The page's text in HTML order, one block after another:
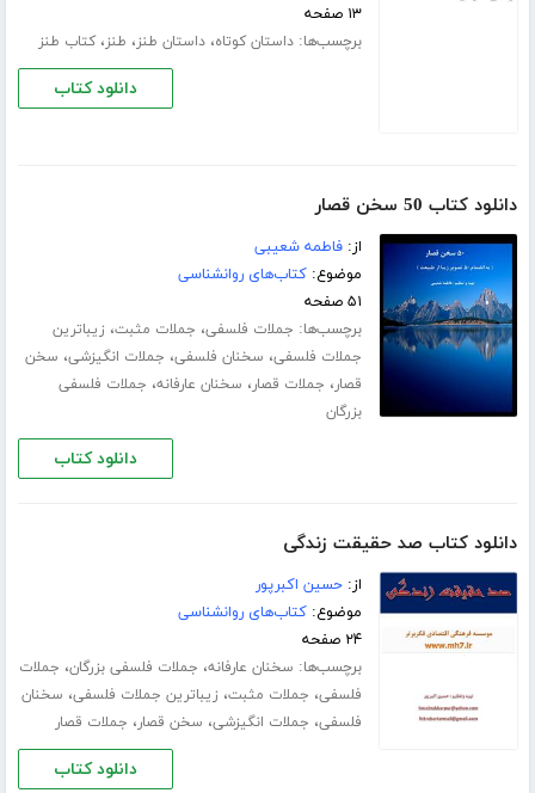
۱۳ صفحه
برچسب‌ها:داستان کوتاه،داستان طنز، طنز،کتاب طنز
دانلود کتاب
دانلود کتاب 50 سخن قصار
از:فاطمه شعیبی
موضوع:کتاب‌های روانشناسی
۵۱ صفحه
برچسب‌ها: جملات فلسفی، جملات مثبت، زیباترین
جملات فلسفی، سخنان فلسفی، جملات انگیزشی، سخن
قصار، جملات قصار، سخنان عارفانه، جملات فلسفی
بزرگان
دانلود کتاب
دانلود کتاب صد حقیقت زندگی
از:حسین اکبرپور
موضوع:کتاب‌های روانشناسی
۲۴ صفحه
برچسب‌ها: سخنان عارفانه، جملات فلسفی بزرگان، جملات
فلسفی، جملات مثبت، زیباترین جملات فلسفی، سخنان
فلسفی، جملات انگیزشی، سخن قصار، جملات قصار
دانلود کتاب